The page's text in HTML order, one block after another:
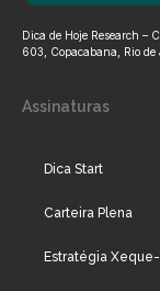
Dica de Hoje Research –
603, Copacabana, Rio
Assinaturas
Dica Start
Carteira Plena
Estratégia